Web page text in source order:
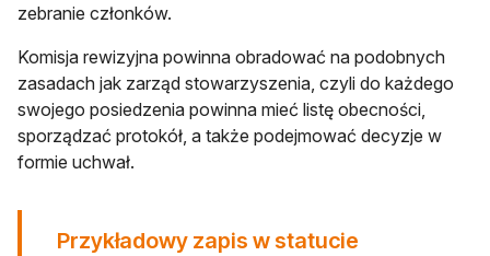
zebranie członków.
Komisja rewizyjna powinna obradować na podobnych
zasadach jak zarząd stowarzyszenia, czyli do każdego
swojego posiedzenia powinna mieć listę obecności,
sporządzać protokół, a także podejmować decyzje w
formie uchwał.
Przykładowy zapis w statucie